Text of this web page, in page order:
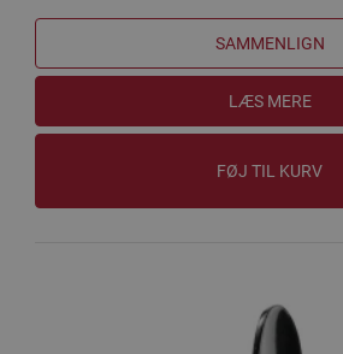
SAMMENLIGN
LÆS MERE
FØJ TIL KURV